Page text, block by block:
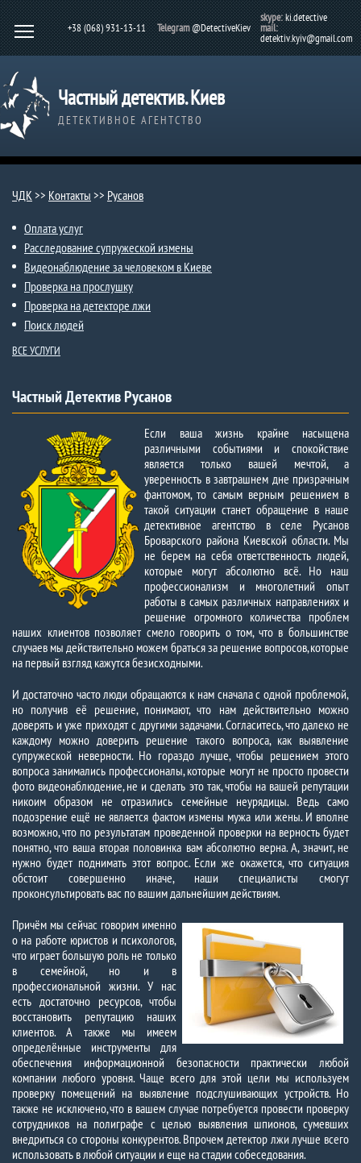
+38 (068) 931-13-11 Telegram@DetectiveKiev
skype:ki.detective
mail:
detektiv.kyiv@gmail.com
Частный детектив. Киев
ДЕТЕКТИВНОЕ АГЕНТСТВО
ЧДК>> Контакты >> Русанов
Оплата услуг
Расследование супружеской измены
Видеонаблюдение за человеком в Киеве
Проверка на прослушку
Проверка на детекторе лжи
Поиск людей
ВСЕ УСЛУГИ
Частный Детектив Русанов
Если ваша жизнь крайне насыщена
различными событиями и спокойствие
является только вашей мечтой, а
уверенность в завтрашнем дне призрачным
фантомом, то самым верным решением в
такой ситуации станет обращение в наше
детективное агентство в селе Русанов
Броварского района Киевской области. Мы
не берем на себя ответственность людей,
которые могут абсолютно всё. Но наш
профессионализм и многолетний опыт
работы в самых различных направлениях и
решение огромного количества проблем
наших клиентов позволяет смело говорить о том, что в большинстве
случаев мы действительно можем браться за решение вопросов, которые
на первый взгляд кажутся безисходными.
И достаточно часто люди обращаются к нам сначала с одной проблемой,
но получив её решение, понимают, что нам действительно можно
доверять и уже приходят с другими задачами. Согласитесь, что далеко не
каждому можно доверить решение такого вопроса, как выявление
супружеской неверности. Но гораздо лучше, чтобы решением этого
вопроса занимались профессионалы, которые могут не просто провести
фото видеонаблюдение, не и сделать это так, чтобы на вашей репутации
никоим образом не отразились семейные неурядицы. Ведь само
подозрение ещё не является фактом измены мужа или жены. И вполне
возможно, что по результатам проведенной проверки на верность будет
понятно, что ваша вторая половинка вам абсолютно верна. А, значит, не
нужно будет поднимать этот вопрос. Если же окажется, что ситуация
обстоит совершенно иначе, наши специалисты смогут
проконсультировать вас по вашим дальнейшим действиям.
Причём мы сейчас говорим именно
о на работе юристов и психологов,
что играет большую роль не только
в семейной, но и в
профессиональной жизни. У нас
есть достаточно ресурсов, чтобы
восстановить репутацию наших
клиентов. А также мы имеем
определённые инструменты для
обеспечения информационной безопасности практически любой
компании любого уровня. Чаще всего для этой цели мы используем
проверку помещений на выявление подслушивающих устройств. Но
также не исключено, что в вашем случае потребуется провести проверку
сотрудников на полиграфе с целью выявления шпионов, сумевших
внедриться со стороны конкурентов. Впрочем детектор лжи лучше всего
использовать в любой ситуации и еще на стадии собеседования.